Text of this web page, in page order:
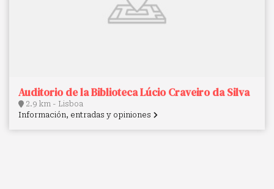
Auditorio de la Biblioteca Lúcio Craveiro da Silva
2.9 km - Lisboa
Información, entradas y opiniones